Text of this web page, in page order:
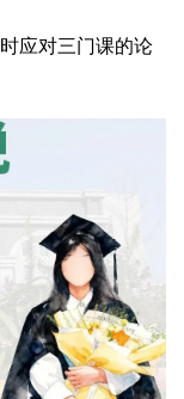
应对三门课的论